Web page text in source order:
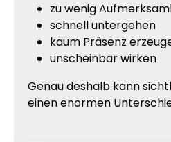
zu wenig
schnell untergehen
kaum Präsenz
unscheinbar wirken
Genau deshalb kann
einen enormen